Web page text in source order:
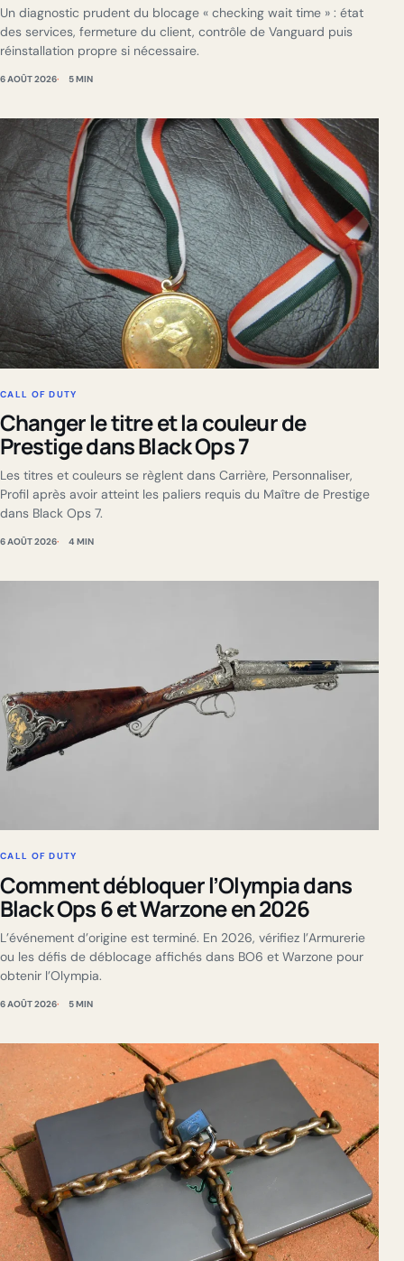
Un diagnostic prudent du blocage « checking wait time » : état
des services, fermeture du client, contrôle de Vanguard puis
réinstallation propre si nécessaire.
6 AOÛT 2026 5 MIN
CALL OF DUTY
Changer le titre et la couleur de
Prestige dans Black Ops 7
Les titres et couleurs se règlent dans Carrière, Personnaliser,
Profil après avoir atteint les paliers requis du Maître de Prestige
dans Black Ops 7.
6 AOÛT 2026 4 MIN
CALL OF DUTY
Comment débloquer l’Olympia dans
Black Ops 6 et Warzone en 2026
L’événement d’origine est terminé. En 2026, vérifiez l’Armurerie
ou les défis de déblocage affichés dans BO6 et Warzone pour
obtenir l’Olympia.
6 AOÛT 2026 5 MIN